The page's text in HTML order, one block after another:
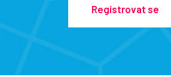
Registrovat se